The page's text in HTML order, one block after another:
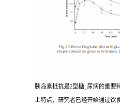
胰岛素抵抗是2型糖_尿病的重要
上特点，研究者已经开始通过饮